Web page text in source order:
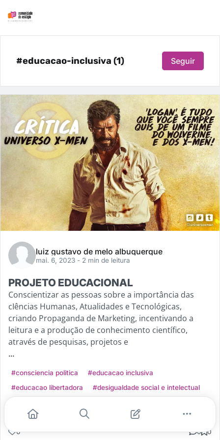
#educacao-inclusiva (1) Seguir
luiz gustavo de melo albuquerque
mai. 6, 2023 - 2 min de leitura
PROJETO EDUCACIONAL
Conscientizar as pessoas sobre a importância das
cIências Humanas, Atualidades e Tecnológicas,
criando Propaganda de Marketing, incentivando a
leitura e a produção de conhecimento científico,
através de pesquisas, projetos e
...
#consciencia politica
#educacao inclusiva
#educacao libertadora
#desigualdade social e intelectual
Leia mais
0 0 0